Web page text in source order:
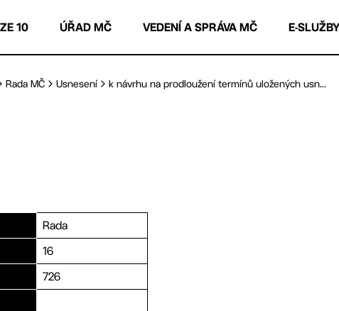
10 ÚŘAD MČ VEDENÍ A SPRÁVA MČ E-SLUŽBY
Rada MČ Usnesení k návrhu na prodloužení termínů uložených usn...
Rada
16
726